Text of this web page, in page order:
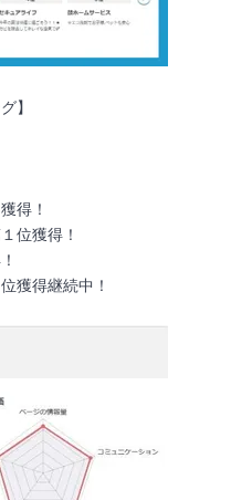
】
得！
位獲得！
獲得継続中！